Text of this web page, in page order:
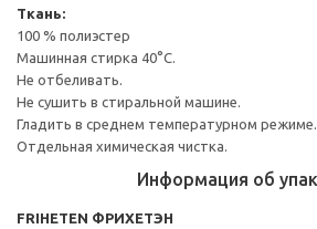
Ткань:
100 % полиэстер
Машинная стирка 40°С.
Не отбеливать.
Не сушить в стиральной машине.
Гладить в среднем температурном режиме.
Отдельная химическая чистка.
Информация об
FRIHETEN ФРИХЕТЭН